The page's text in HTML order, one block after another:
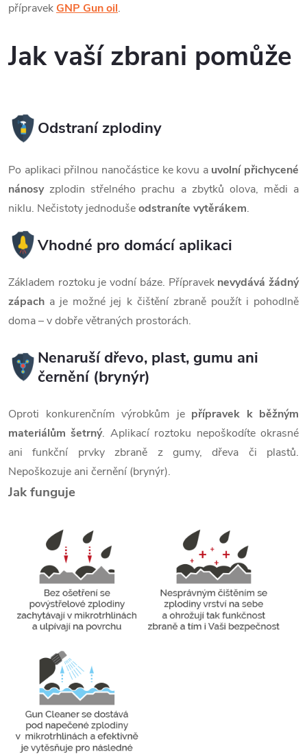
přípravekGNP Gun oil.
Jak vaší zbrani pomůže
Odstraní zplodiny
Po aplikaci přilnou nanočástice ke kovu a uvolní přichycené
nánosyzplodin střelného prachu a zbytků olova, mědi a
niklu. Nečistoty jednodušeodstraníte vytěrákem.
Vhodné pro domácí aplikaci
Základem roztoku je vodní báze. Přípravek nevydává žádný
zápach a je možné jej k čištění zbraně použít i pohodlně
doma – v dobře větraných prostorách.
Nenaruší dřevo, plast, gumu ani
černění (brynýr)
Oproti konkurenčním výrobkům jepřípravek k běžným
materiálům šetrný. Aplikací roztoku nepoškodíte okrasné
ani funkční prvky zbraně z gumy, dřeva či plastů.
Nepoškozuje ani černění (brynýr).
Jak funguje